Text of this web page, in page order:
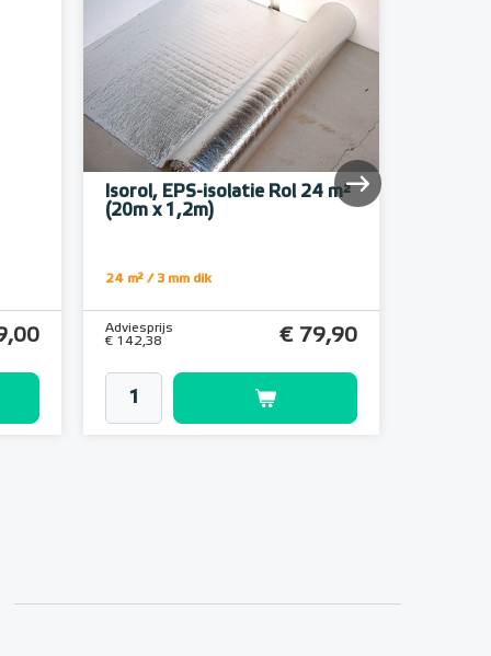
Isorol, EPS-isolatie Rol 24 m²
(20m x 1,2m)
24 m² / 3 mm dik
Adviesprijs
€ 142,38
€ 79,90